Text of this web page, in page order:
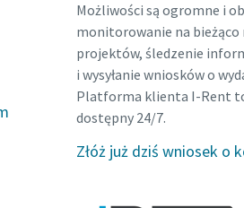
Możliwości są ogromne i
monitorowanie na bieżąco
projektów, śledzenie
i wysyłanie wniosków o
Platforma klienta I-Rent
dostępny 24/7.
Złóż już dziś wniosek o